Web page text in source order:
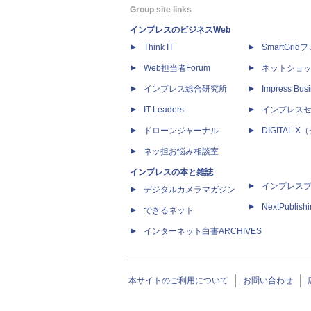
Group site links
インプレスのビジネスWeb
Think IT
Web担当者Forum
インプレス総合研究所
IT Leaders
ドローンジャーナル
ネッ担お悩み相談室
インプレスの本と雑誌
デジタルカメラマガジン
できるネット
インターネット白書ARCHIVES
SmartGridフ
ネットショ
Impress
インプレス
DIGITAL X（
インプレス
本サイトのご利用について お問い合わせ